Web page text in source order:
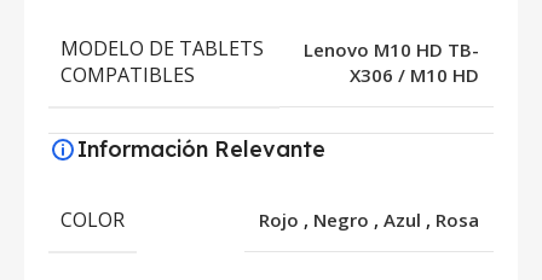
MODELO DE TABLETS
COMPATIBLES
Lenovo M10 HD TB-
X306 / M10 HD
Información Relevante
COLOR Rojo , Negro , Azul , Rosa